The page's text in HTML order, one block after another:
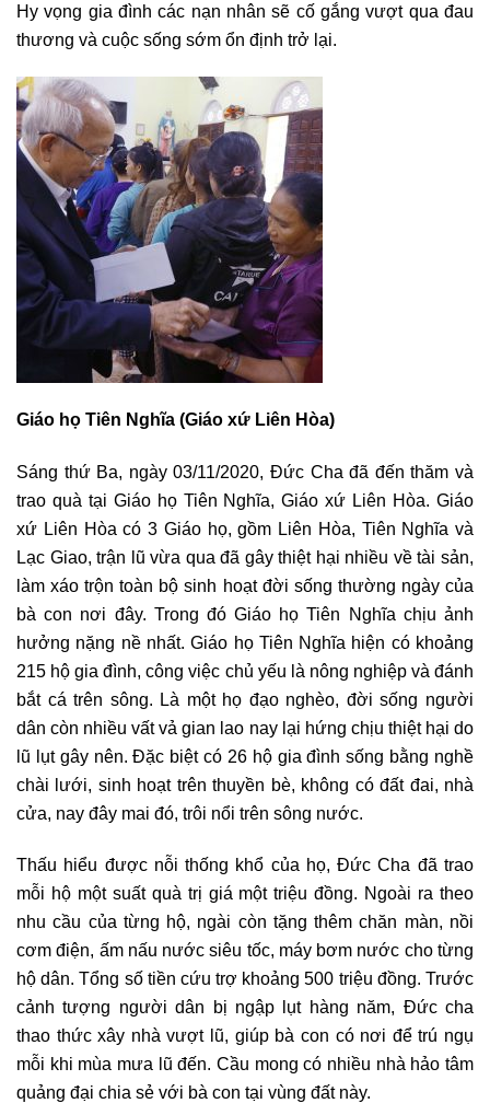
Hy vọng gia đình các nạn nhân sẽ cố gắng vượt qua đau
thương và cuộc sống sớm ổn định trở lại.
Giáo họ Tiên Nghĩa (Giáo xứ Liên Hòa)
Sáng thứ Ba, ngày 03/11/2020, Đức Cha đã đến thăm và
trao quà tại Giáo họ Tiên Nghĩa, Giáo xứ Liên Hòa. Giáo
xứ Liên Hòa có 3 Giáo họ, gồm Liên Hòa, Tiên Nghĩa và
Lạc Giao, trận lũ vừa qua đã gây thiệt hại nhiều về tài sản,
làm xáo trộn toàn bộ sinh hoạt đời sống thường ngày của
bà con nơi đây. Trong đó Giáo họ Tiên Nghĩa chịu ảnh
hưởng nặng nề nhất. Giáo họ Tiên Nghĩa hiện có khoảng
215 hộ gia đình, công việc chủ yếu là nông nghiệp và đánh
bắt cá trên sông. Là một họ đạo nghèo, đời sống người
dân còn nhiều vất vả gian lao nay lại hứng chịu thiệt hại do
lũ lụt gây nên. Đặc biệt có 26 hộ gia đình sống bằng nghề
chài lưới, sinh hoạt trên thuyền bè, không có đất đai, nhà
cửa, nay đây mai đó, trôi nổi trên sông nước.
Thấu hiểu được nỗi thống khổ của họ, Đức Cha đã trao
mỗi hộ một suất quà trị giá một triệu đồng. Ngoài ra theo
nhu cầu của từng hộ, ngài còn tặng thêm chăn màn, nồi
cơm điện, ấm nấu nước siêu tốc, máy bơm nước cho từng
hộ dân. Tổng số tiền cứu trợ khoảng 500 triệu đồng. Trước
cảnh tượng người dân bị ngập lụt hàng năm, Đức cha
thao thức xây nhà vượt lũ, giúp bà con có nơi để trú ngụ
mỗi khi mùa mưa lũ đến. Cầu mong có nhiều nhà hảo tâm
quảng đại chia sẻ với bà con tại vùng đất này.